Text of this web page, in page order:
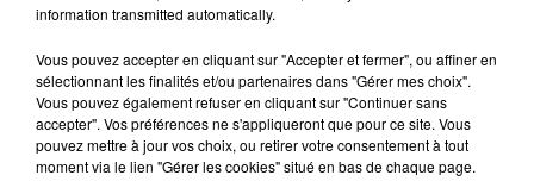
Des vitres tombent de la tour
entre...
Incendies en Gironde : encore
information transmitted automatically.
Vous pouvez accepter en cliquant sur "Accepter et fermer", ou affiner en
sélectionnant les finalités et/ou partenaires dans "Gérer mes choix".
Vous pouvez également refuser en cliquant sur "Continuer sans
accepter". Vos préférences ne s'appliqueront que pour ce site. Vous
pouvez mettre à jour vos choix, ou retirer votre consentement à tout
moment via le lien "Gérer les cookies" situé en bas de chaque page.